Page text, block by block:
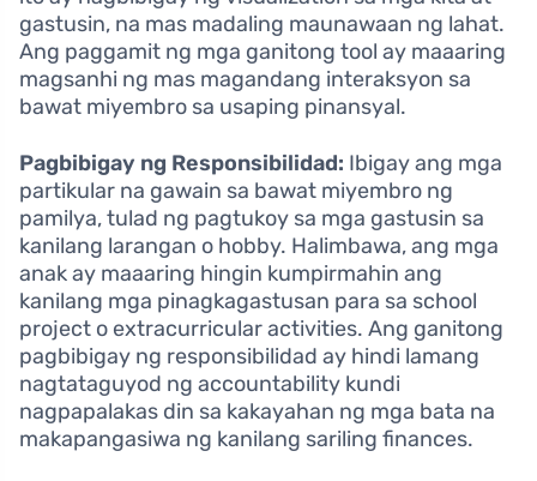
gastusin, na mas madaling maunawaan ng lahat.
Ang paggamit ng mga ganitong tool ay maaaring
magsanhi ng mas magandang interaksyon sa
bawat miyembro sa usaping pinansyal.
Pagbibigay ng Responsibilidad: Ibigay ang mga
partikular na gawain sa bawat miyembro ng
pamilya, tulad ng pagtukoy sa mga gastusin sa
kanilang larangan o hobby. Halimbawa, ang mga
anak ay maaaring hingin kumpirmahin ang
kanilang mga pinagkagastusan para sa school
project o extracurricular activities. Ang ganitong
pagbibigay ng responsibilidad ay hindi lamang
nagtataguyod ng accountability kundi
nagpapalakas din sa kakayahan ng mga bata na
makapangasiwa ng kanilang sariling finances.